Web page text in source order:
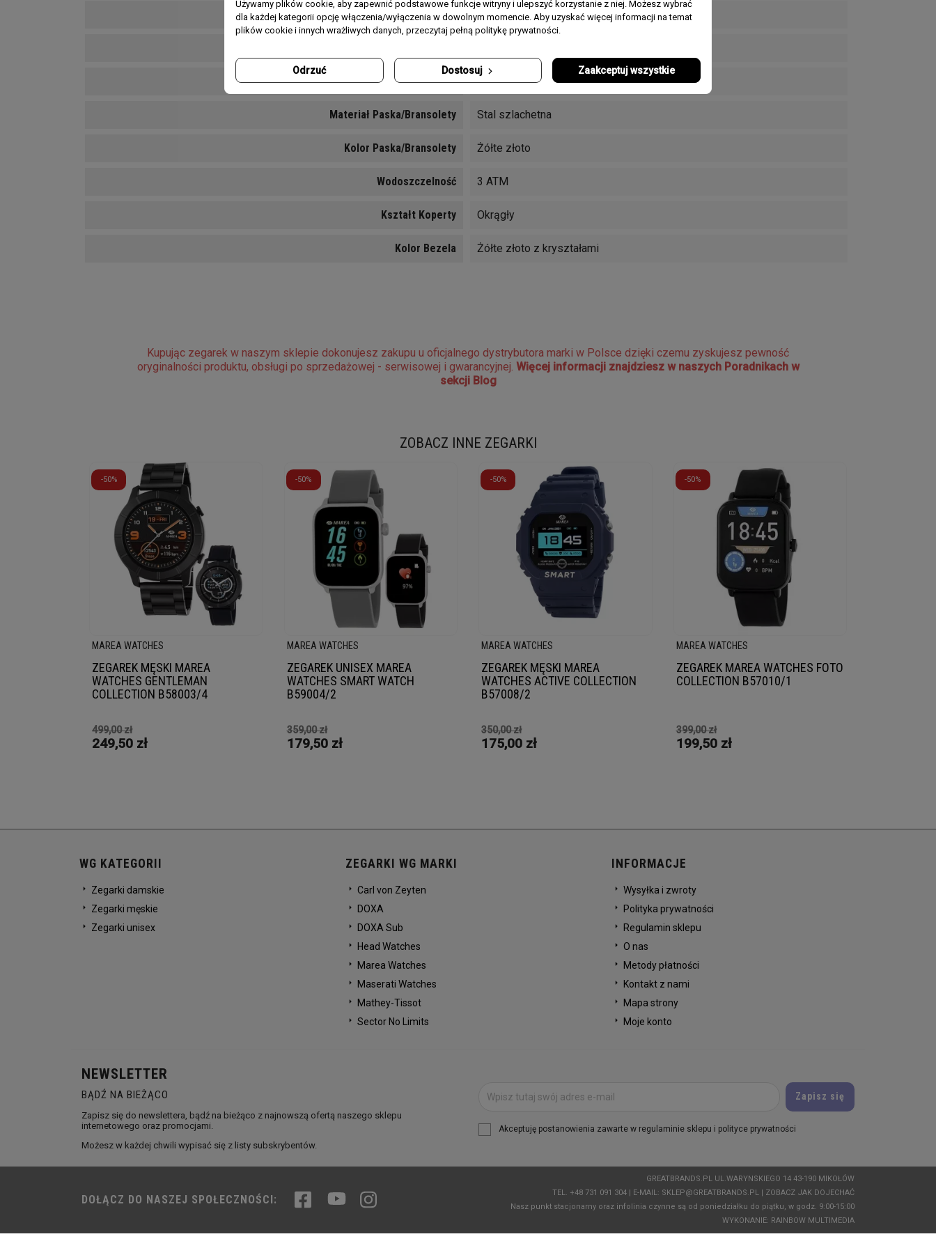
Typ Szkła Mineralne
Rodzaj Mechanizmu Kwarcowy
Materiał Paska/bransolety Stal szlachetna
Kolor Paska/bransolety Żółte złoto
Wodoszczelność 3 ATM
Kształt Koperty Okrągły
Kolor Bezela Żółte złoto z kryształami
Kupując zegarek w naszym sklepie dokonujesz zakupu u oficjalnego dystrybutora marki w Polsce dzięki czemu zyskujesz pewność
oryginalności produktu, obsługi po sprzedażowej - serwisowej i gwarancyjnej. Więcej informacji znajdziesz w naszych Poradnikach w
sekcji Blog
ZOBACZ INNE ZEGARKI
-50%
MAREA WATCHES
ZEGAREK MĘSKI MAREA
WATCHES GENTLEMAN
COLLECTION B58003/4
499,00 zł
249,50 zł
-50%
MAREA WATCHES
ZEGAREK UNISEX MAREA
WATCHES SMART WATCH
B59004/2
359,00 zł
179,50 zł
-50%
MAREA WATCHES
ZEGAREK MĘSKI MAREA
WATCHES ACTIVE COLLECTION
B57008/2
350,00 zł
175,00 zł
-50%
MAREA WATCHES
ZEGAREK MAREA WATCHES FOTO
COLLECTION B57010/1
399,00 zł
199,50 zł
WG KATEGORII
Zegarki damskie
Zegarki męskie
Zegarki unisex
ZEGARKI WG MARKI
Carl von Zeyten
DOXA
DOXA Sub
Head Watches
Marea Watches
Maserati Watches
Mathey-Tissot
Sector No Limits
INFORMACJE
Wysyłka i zwroty
Polityka prywatności
Regulamin sklepu
O nas
Metody płatności
Kontakt z nami
Mapa strony
Moje konto
Używamy plików cookie, aby zapewnić podstawowe funkcje witryny i ulepszyć korzystanie z niej. Możesz wybrać
dla każdej kategorii opcję włączenia/wyłączenia w dowolnym momencie. Aby uzyskać więcej informacji na temat
plików cookie i innych wrażliwych danych, przeczytaj pełną politykę prywatności.
Odrzuć Dostosuj Zaakceptuj wszystkie
NEWSLETTER
BĄDŹ NA BIEŻĄCO
Zapisz się do newslettera, bądź na bieżąco z najnowszą ofertą naszego sklepu
internetowego oraz promocjami.
Możesz w każdej chwili wypisać się z listy subskrybentów.
Akceptuję postanowienia zawarte w regulaminie sklepu i polityce prywatności
DOŁĄCZ DO NASZEJ SPOŁECZNOŚCI: FacebookYouTube
GREATBRANDS.PL UL.WARYNSKIEGO 14 43-190 MIKOŁÓW
TEL. +48 731 091 304 | E-MAIL: SKLEP@GREATBRANDS.PL | ZOBACZ JAK DOJECHAĆ
Nasz punkt stacjonarny oraz infolinia czynne są od poniedziałku do piątku, w godz. 9:00-15:00
WYKONANIE: RAINBOW MULTIMEDIA